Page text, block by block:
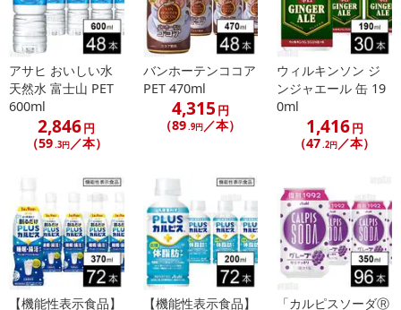
アサヒ おいしい水
天然水 富士山 PET
600ml
2,846円
（59.3円／本）
バンホーテンココア
PET 470ml
4,315 円
（89.9円／本）
ウィルキンソン ジ
ンジャエール 缶 19
0ml
1,416円
（47.2円／本）
【機能性表示食品】
【機能性表示食品】
「カルピスソーダⓇ